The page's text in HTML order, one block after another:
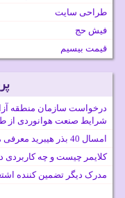
طراحی سایت
فیش حج
قیمت بیسیم
درخواست سازمان منطقه
شرایط صنعت هوانوردی از
امسال 40 بذر هیبرید معرفی می شود
کلایمر چیست و چه کاربردی
مدرک دیگر تضمین کننده